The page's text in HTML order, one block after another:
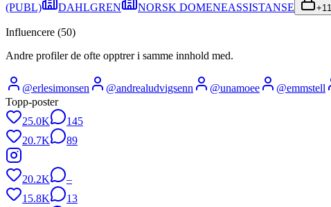
(PUBL)
DAHLGREN NORSK DOMENEASSISTANSE +11
Influencere (50)
Andre profiler de ofte opptrer i samme innhold med.
@erlesimonsen @andrealudvigsenn @unamoee @emmstell
Topp-poster
25.0K
145
20.7K
89
20.2K
–
15.8K
13